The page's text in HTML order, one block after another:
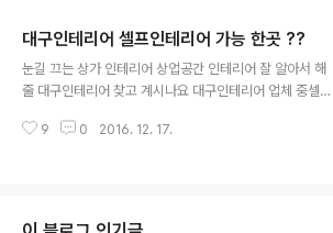
대구인테리어 셀프인테리어 가능 한곳 ??
눈길 끄는 상가 인테리어 상업공간 인테리어 잘 알아서 해
줄 대구인테리어 찾고 계시나요 대구인테리어 업체 중셀프
부터식당인테리어, 모던 인테리어,모텔인테리어,크던작던
중특별한점 이라면셀프, 직영 인테리어 클라이언트 님과
9 0 2016. 12. 17.